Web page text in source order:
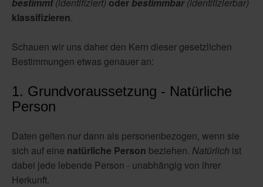
klassifizieren.
Schauen wir uns daher den Kern dieser gesetzlichen
Bestimmungen etwas genauer an:
1. Grundvoraussetzung - Natürliche
Person
Daten gelten nur dann als personenbezogen, wenn sie
sich auf eine natürliche Person beziehen. Natürlich ist
dabei jede lebende Person - unabhängig von ihrer
Herkunft.